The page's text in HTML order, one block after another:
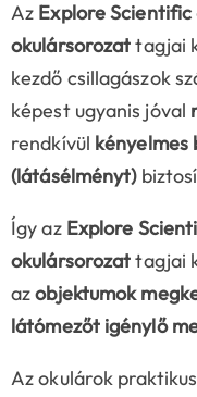
Az Explore
okulársorozattagjai
kezdő csillagászok
képest ugyanis jóval
rendkívül
(látásélményt)
Így az Explore
okulársorozattagjai
azobjektumok
látómezőt igénylő
Az okulárok praktikus